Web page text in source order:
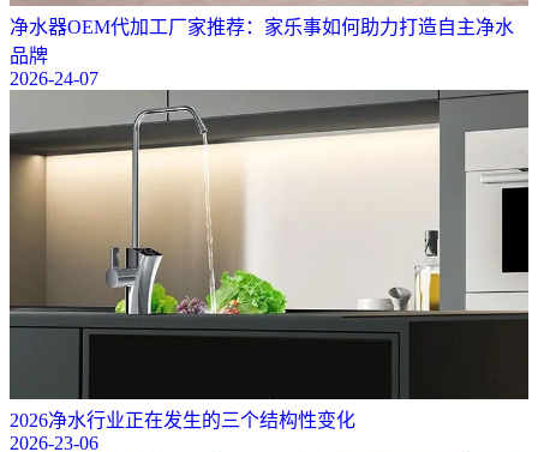
净水器OEM代加工厂家推荐：家乐事如何助力打造自主净水
品牌
2026-24-07
2026净水行业正在发生的三个结构性变化
2026-23-06